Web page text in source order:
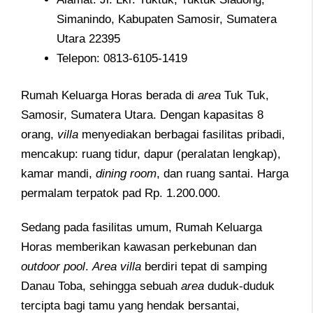
Simanindo, Kabupaten Samosir, Sumatera
Utara 22395
Telepon: 0813-6105-1419
Rumah Keluarga Horas berada di area Tuk Tuk,
Samosir, Sumatera Utara. Dengan kapasitas 8
orang, villa menyediakan berbagai fasilitas pribadi,
mencakup: ruang tidur, dapur (peralatan lengkap),
kamar mandi, dining room, dan ruang santai. Harga
permalam terpatok pad Rp. 1.200.000.
Sedang pada fasilitas umum, Rumah Keluarga
Horas memberikan kawasan perkebunan dan
outdoor pool. Area villa berdiri tepat di samping
Danau Toba, sehingga sebuah area duduk-duduk
tercipta bagi tamu yang hendak bersantai,